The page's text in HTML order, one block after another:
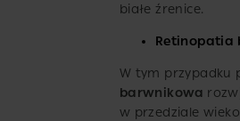
białe źrenice.
Retinopatia
W tym przypadku
barwnikowa
w przedziale